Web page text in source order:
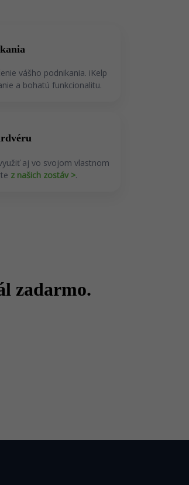
vášho podnikania. iKelp
a bohatú funkcionalitu.
aj vo svojom vlastnom
z našich zostáv >.
zadarmo.